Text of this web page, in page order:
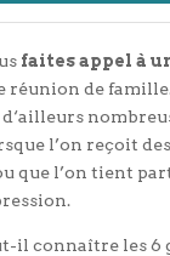
faites appel à
de famille.
l’on reçoit
que l’on tient
il connaître les 6